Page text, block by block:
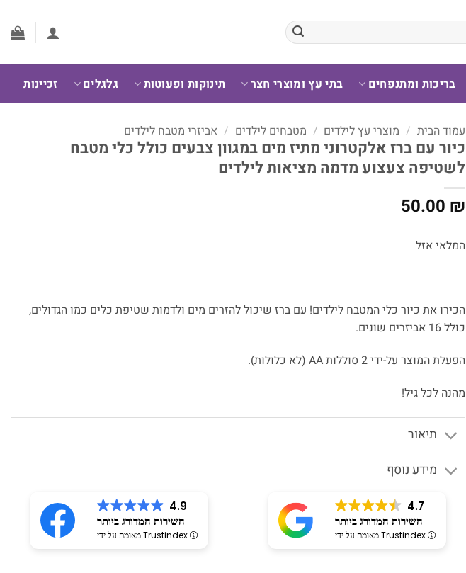
בריכות ומתנפחים בתי עץ ומוצרי חצר תינוקות ופעוטות גלגלים זכיינות
עמוד הבית / מוצרי עץ לילדים / מטבחים לילדים / אביזרי מטבח לילדים
כיור עם ברז אלקטרוני מתיז מים במגוון צבעים כולל כלי מטבח
לשטיפה צעצוע מדמה מציאות לילדים
50.00 ₪
המלאי אזל
הכירו את כיור כלי המטבח לילדים! עם ברז שיכול להזרים מים ולדמות שטיפת כלים כמו הגדולים,
כולל 16 אביזרים שונים.
הפעלת המוצר על-ידי 2 סוללות AA (לא כלולות).
מהנה לכל גיל!
תיאור
מידע נוסף
4.7
השירות המדורג ביותר
מאומת על ידי Trustindex
4.9
השירות המדורג ביותר
מאומת על ידי Trustindex